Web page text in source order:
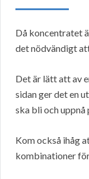
Då koncentratet
det nödvändigt
Det är lätt att av
sidan ger det en
ska bli och
Kom också ihåg
kombinationer